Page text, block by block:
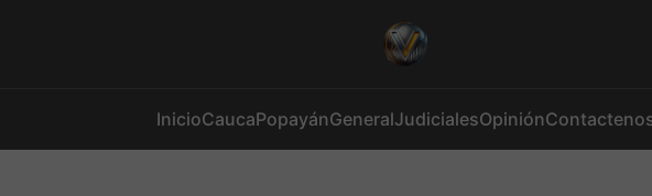
InicioCaucaPopayánGeneralJudicialesOpinión